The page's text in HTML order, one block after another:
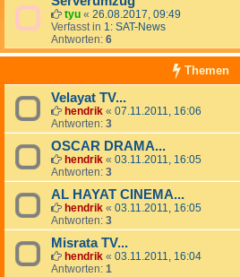
tyu « 26.08.2017, 09:49
Verfasst in 1: SAT-News
Antworten: 6
Themen
Velayat TV...
hendrik « 07.11.2011, 16:06
Antworten: 3
OSCAR DRAMA...
hendrik « 03.11.2011, 16:05
Antworten: 3
AL HAYAT CINEMA...
hendrik « 03.11.2011, 16:05
Antworten: 3
Misrata TV...
hendrik « 03.11.2011, 16:04
Antworten: 1